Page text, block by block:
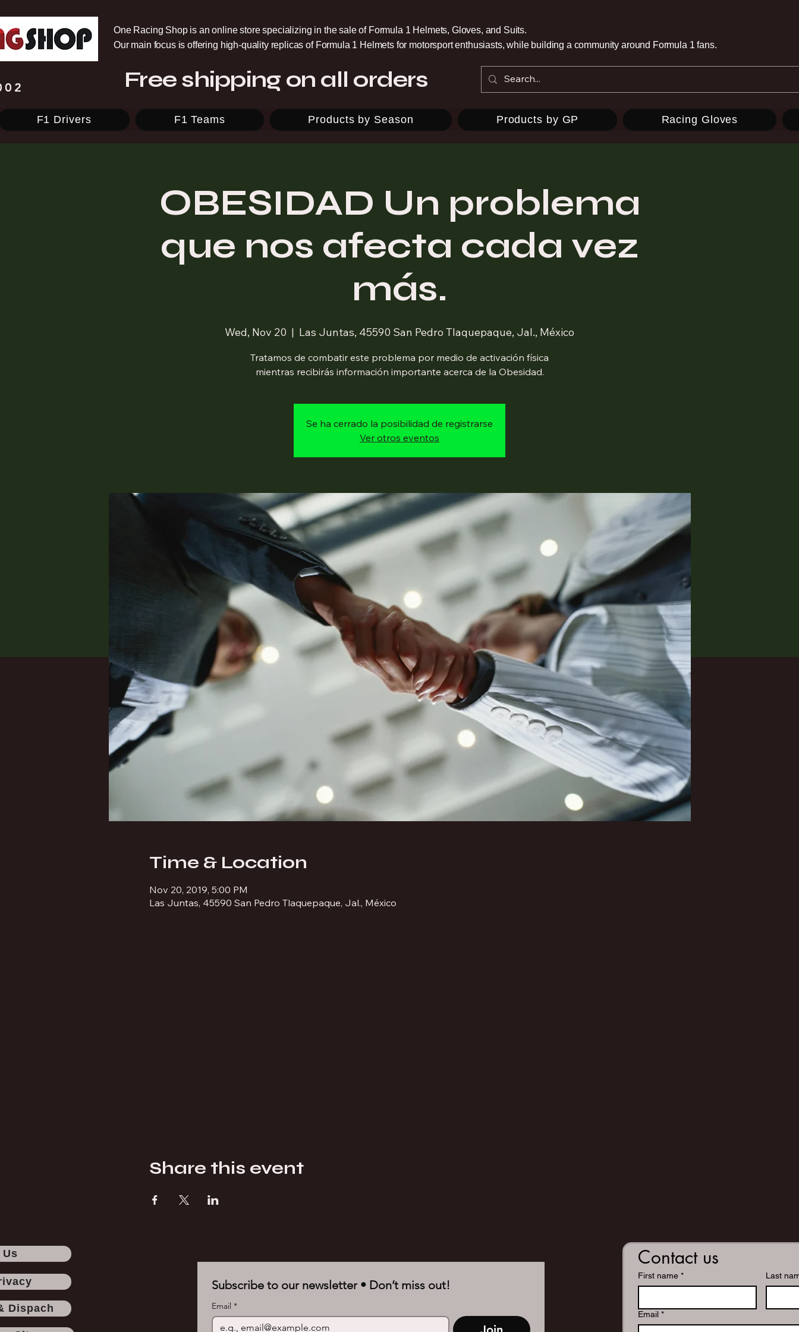
One Racing Shop is an online store specializing in the sale of Formula 1 Helmets, Gloves, and Suits.
Our main focus is offering high-quality replicas of Formula 1 Helmets for motorsport enthusiasts, while building a community around Formula 1 fans.
Free shipping on all orders
F1 Drivers F1 Teams Products by Season Products by GP Racing Gloves
OBESIDAD Un problema
que nos afecta cada vez
más.
Wed, Nov 20
  |
Las Juntas, 45590 San Pedro Tlaquepaque, Jal., México
Tratamos de combatir este problema por medio de activación física
mientras recibirás información importante acerca de la Obesidad.
Se ha cerrado la posibilidad de registrarse
Ver otros eventos
Time & Location
Nov 20, 2019, 5:00 PM
Las Juntas, 45590 San Pedro Tlaquepaque, Jal., México
Share this event
Dispach
Subscribe to our newsletter • Don’t miss out!
Email *
Contact us
First name * Last
Email *